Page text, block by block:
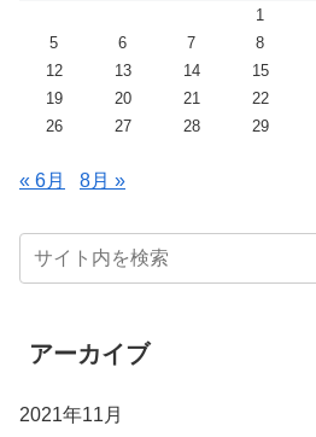
1
5
6 7 8
12
13 14 15
19
20 21 22
26
27 28 29
« 6月 8月 »
アーカイブ
2021年11月